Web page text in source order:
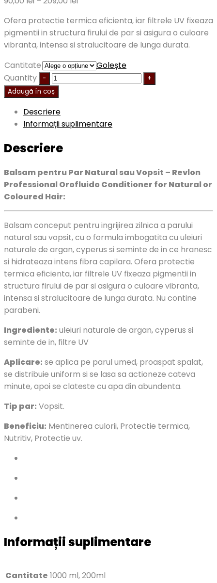
Ofera protectie termica eficienta, iar filtrele UV fixeaza
pigmentii in structura firului de par si asigura o culoare
vibranta, intensa si stralucitoare de lunga durata.
Cantitate
Golește
Quantity
Adaugă în coș
Descriere
Informații suplimentare
Descriere
Balsam pentru Par Natural sau Vopsit – Revlon
Professional Orofluido Conditioner for Natural or
Coloured Hair:
Balsam conceput pentru ingrijirea zilnica a parului
natural sau vopsit, cu o formula imbogatita cu uleiuri
naturale de argan, cyperus si seminte de in ce hranesc
si hidrateaza intens fibra capilara. Ofera protectie
termica eficienta, iar filtrele UV fixeaza pigmentii in
structura firului de par si asigura o culoare vibranta,
intensa si stralucitoare de lunga durata. Nu contine
parabeni.
Ingrediente: uleiuri naturale de argan, cyperus si
seminte de in, filtre UV
Aplicare: se aplica pe parul umed, proaspat spalat,
se distribuie uniform si se lasa sa actioneze cateva
minute, apoi se clateste cu apa din abundenta.
Tip par: Vopsit.
Beneficiu: Mentinerea culorii, Protectie termica,
Nutritiv, Protectie uv.
Informații suplimentare
Cantitate 1000 ml, 200ml